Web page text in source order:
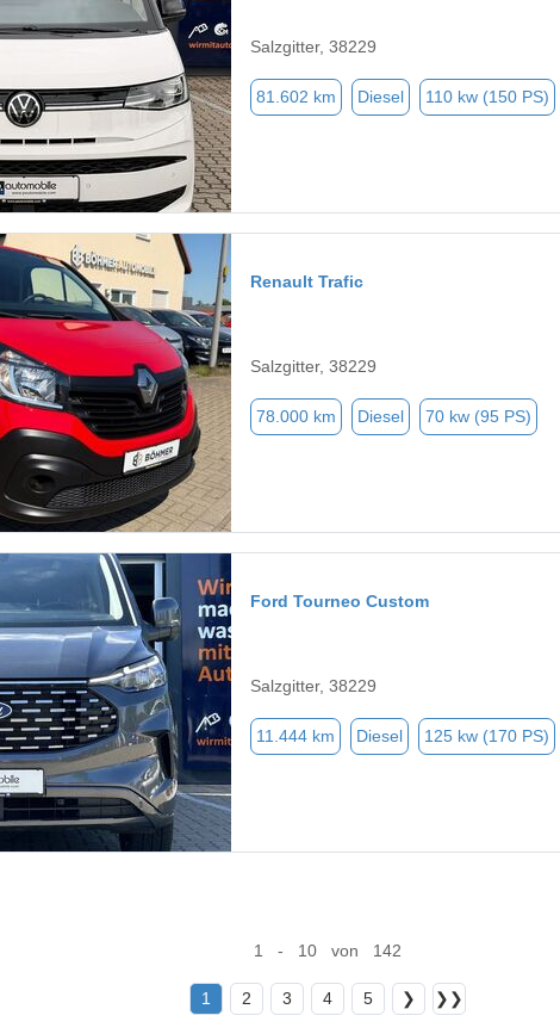
Salzgitter, 38229
81.602 km Diesel 110 kw (150 PS)
Renault Trafic
Salzgitter, 38229
78.000 km Diesel 70 kw (95 PS)
Ford Tourneo Custom
Salzgitter, 38229
11.444 km Diesel 125 kw (170 PS)
1 - 10 von 142
1 2 3 4 5 ❯ ❯❯